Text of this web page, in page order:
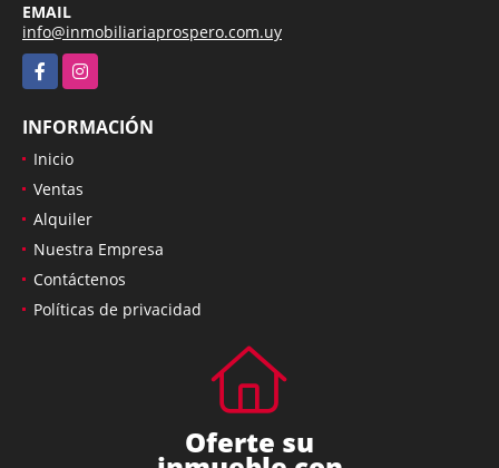
EMAIL
info@inmobiliariaprospero.com.uy
FacebookInstagram
INFORMACIÓN
Inicio
Ventas
Alquiler
Nuestra Empresa
Contáctenos
Políticas de privacidad
Oferte su